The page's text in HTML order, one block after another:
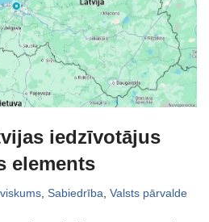
iedzīvotājus
elements
Sabiedrība Valsts pārvalde